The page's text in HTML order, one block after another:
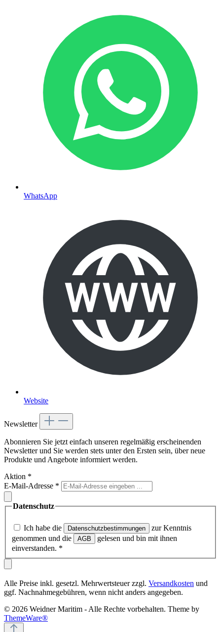
Abonnieren Sie jetzt einfach unseren regelmäßig erscheinenden
Produkte und Angebote informiert werden.
Aktion*
Datenschutz
genommen und die AGB gelesen und bin mit ihnen
einverstanden.*
Alle Preise inkl. gesetzl. Mehrwertsteuer zzgl.
© 2026 Weidner Maritim - Alle Rechte vorbehalten. Theme by
Diese Website verwendet Cookies, um eine bestmögliche Erfahrung